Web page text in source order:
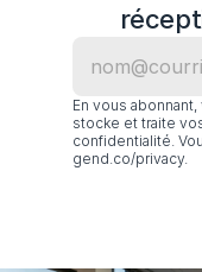
En vous
stocke et traite
confidentialité.
gend.co/privacy.